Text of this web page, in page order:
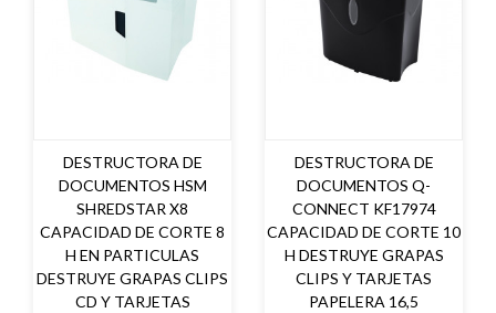
DESTRUCTORA DE
DOCUMENTOS HSM
SHREDSTAR X8
CAPACIDAD DE CORTE 8
H EN PARTICULAS
DESTRUYE GRAPAS CLIPS
CD Y TARJETAS
DESTRUCTORA DE
DOCUMENTOS Q-
CONNECT KF17974
CAPACIDAD DE CORTE 10
H DESTRUYE GRAPAS
CLIPS Y TARJETAS
PAPELERA 16,5